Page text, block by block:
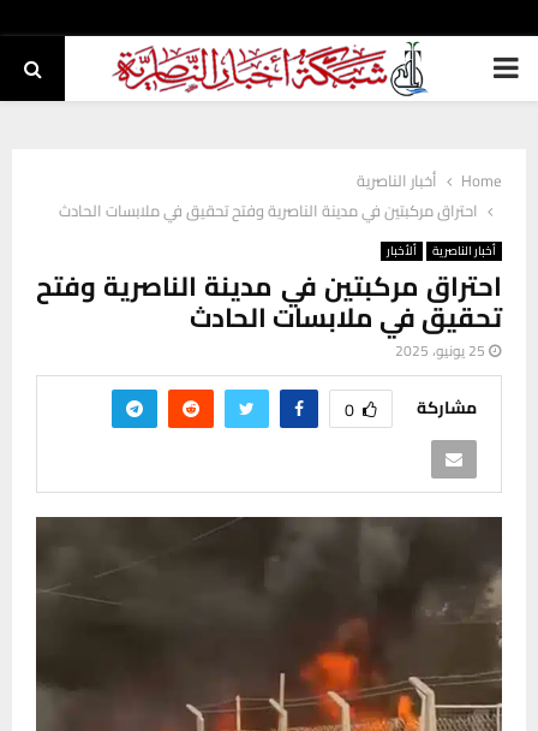
PRIMARY
Home
أخبار الناصرية
احتراق مركبتين في مدينة الناصرية وفتح تحقيق في ملابسات الحادث
أخبار الناصرية ألأخبار
احتراق مركبتين في مدينة الناصرية وفتح
تحقيق في ملابسات الحادث
25 يونيو، 2025
مشاركة 0